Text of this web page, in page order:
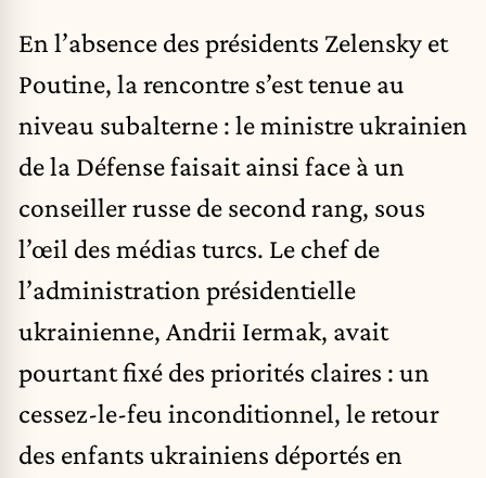
En l’absence des présidents Zelensky et
Poutine, la rencontre s’est tenue au
niveau subalterne : le ministre ukrainien
de la Défense faisait ainsi face à un
conseiller russe de second rang, sous
l’œil des médias turcs. Le chef de
l’administration présidentielle
ukrainienne, Andrii Iermak, avait
pourtant fixé des priorités claires : un
cessez-le-feu inconditionnel, le retour
des enfants ukrainiens déportés en